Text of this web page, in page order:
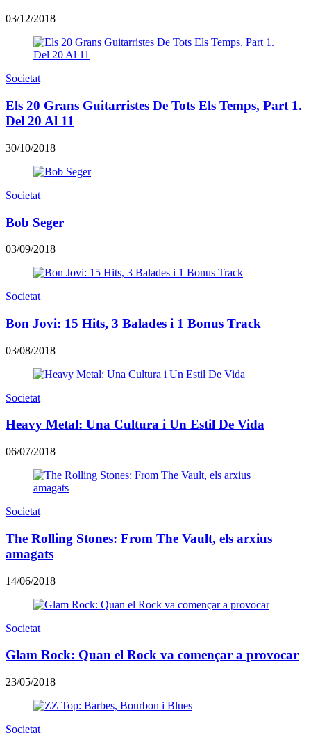
03/12/2018
Societat
Els 20 Grans Guitarristes De Tots Els Temps, Part 1.
Del 20 Al 11
30/10/2018
Societat
Bob Seger
03/09/2018
Societat
Bon Jovi: 15 Hits, 3 Balades i 1 Bonus Track
03/08/2018
Societat
Heavy Metal: Una Cultura i Un Estil De Vida
06/07/2018
Societat
The Rolling Stones: From The Vault, els arxius
amagats
14/06/2018
Societat
Glam Rock: Quan el Rock va començar a provocar
23/05/2018
Societat